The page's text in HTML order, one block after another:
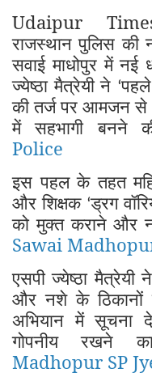
Udaipur
राजस्थान पुलिस की
सवाई माधोपुर में नई
ज्येष्ठा मैत्रेयी ने ‘पहले
की तर्ज पर आमजन से
में सहभागी बनने
Police
इस पहल के तहत
और शिक्षक ‘ड्रग
को मुक्त कराने और
Sawai
एसपी ज्येष्ठा मैत्रेयी ने
और नशे के ठिकानों
अभियान में सूचना
गोपनीय रखने
Madhopur SP